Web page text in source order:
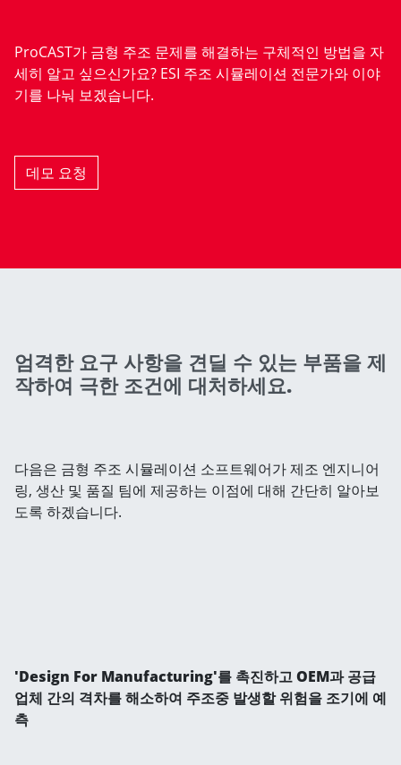
ProCAST가 금형 주조 문제를 해결하는 구체적인 방법을 자
세히 알고 싶으신가요? ESI 주조 시뮬레이션 전문가와 이야
기를 나눠 보겠습니다.
데모 요청
엄격한 요구 사항을 견딜 수 있는 부품을 제
작하여 극한 조건에 대처하세요.
다음은 금형 주조 시뮬레이션 소프트웨어가 제조 엔지니어
링, 생산 및 품질 팀에 제공하는 이점에 대해 간단히 알아보
도록 하겠습니다.
'Design For Manufacturing'를 촉진하고 OEM과 공급
업체 간의 격차를 해소하여 주조중 발생할 위험을 조기에 예
측